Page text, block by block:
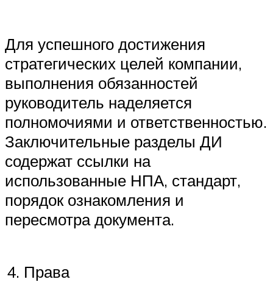
Для успешного достижения
стратегических целей компании,
выполнения обязанностей
руководитель наделяется
полномочиями и ответственностью.
Заключительные разделы ДИ
содержат ссылки на
использованные НПА, стандарт,
порядок ознакомления и
пересмотра документа.
4. Права